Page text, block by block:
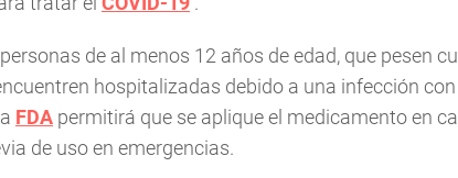
de al menos 12 años de edad, que pesen
hospitalizadas debido a una infección
FDA permitirá que se aplique el medicamento en
de uso en emergencias.